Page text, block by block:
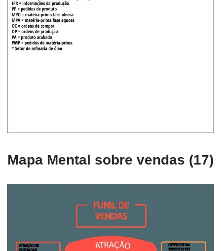
Mapa Mental sobre vendas (17)